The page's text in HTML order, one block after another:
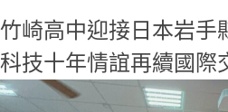
竹崎高中迎接日本岩
科技十年情誼再續國際